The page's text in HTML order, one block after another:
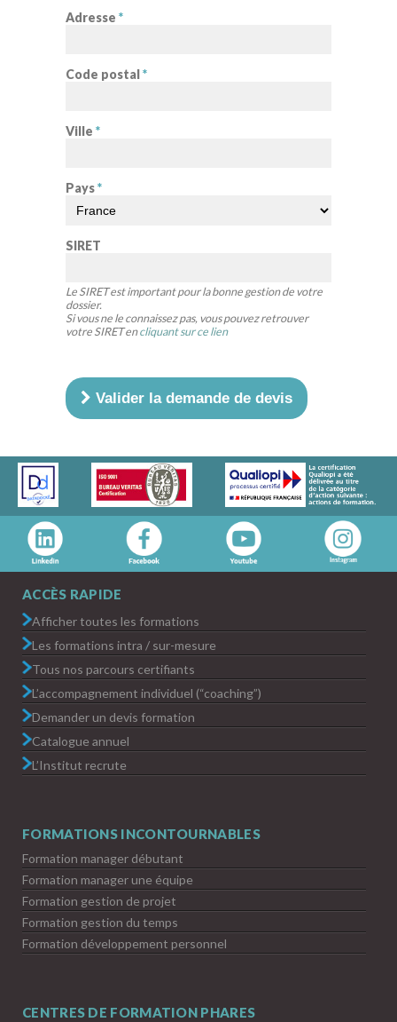
Adresse *
Code postal*
Ville *
Pays*
SIRET
Le SIRET est important pour la bonne gestion de votre
dossier.
Si vous ne le connaissez pas, vous pouvez retrouver
votre SIRET encliquant sur ce lien
Valider la demande de devis
ACCÈS RAPIDE
Afficher toutes les formations
Les formations intra / sur-mesure
Tous nos parcours certifiants
L’accompagnement individuel (“coaching”)
Demander un devis formation
Catalogue annuel
L’Institut recrute
FORMATIONS INCONTOURNABLES
Formation manager débutant
Formation manager une équipe
Formation gestion de projet
Formation gestion du temps
Formation développement personnel
CENTRES DE FORMATION PHARES